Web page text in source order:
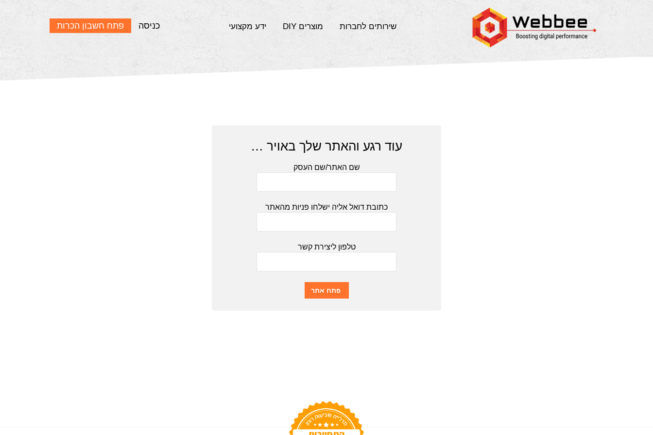
שירותים לחברות מוצרים DIY ידע מקצועי כניסה פתח חשבון הכרות
עוד רגע והאתר שלך באויר …
שם האתר/שם העסק
כתובת דואל אליה ישלחו פניות מהאתר
טלפון ליצירת קשר
פתח אתר